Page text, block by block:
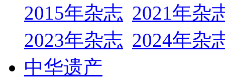
2015年杂志 2021年杂
2023年杂志 2024年杂
中华遗产